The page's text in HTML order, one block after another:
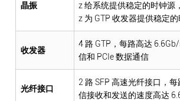
晶振
z 给系统提供稳定的时钟源
z 为 GTP 收发器提供稳定的
收发器
4 路 GTP，每路高达
信和 PCIe 数据通信
光纤接口
2 路 SFP 高速光纤接口，
信接收和发送的速度高达